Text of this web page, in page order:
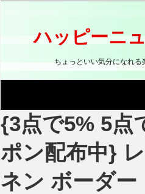
ス
ッ
プ
ハッピーニ
ちょっといい気分になれ
{3点で5% 5点
ポン配布中}
ネン ボーダー